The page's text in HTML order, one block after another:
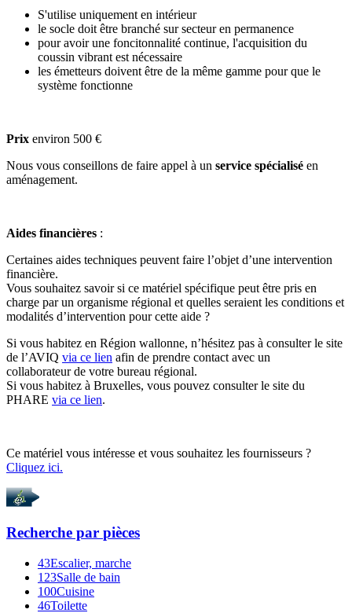
S'utilise uniquement en intérieur
le socle doit être branché sur secteur en permanence
pour avoir une foncitonnalité continue, l'acquisition du
coussin vibrant est nécessaire
les émetteurs doivent être de la même gamme pour que le
système fonctionne
Prix environ 500 €
Nous vous conseillons de faire appel à un service spécialisé en
aménagement.
Aides financières :
Certaines aides techniques peuvent faire l’objet d’une intervention
financière.
Vous souhaitez savoir si ce matériel spécifique peut être pris en
charge par un organisme régional et quelles seraient les conditions et
modalités d’intervention pour cette aide ?
Si vous habitez en Région wallonne, n’hésitez pas à consulter le site
de l’AVIQ via ce lien afin de prendre contact avec un
collaborateur de votre bureau régional.
Si vous habitez à Bruxelles, vous pouvez consulter le site du
PHARE via ce lien.
Ce matériel vous intéresse et vous souhaitez les fournisseurs ?
Cliquez ici.
Recherche par pièces
43Escalier, marche
123Salle de bain
100Cuisine
46Toilette